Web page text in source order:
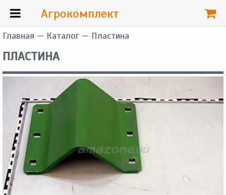
Главная — Каталог — Пластина
ПЛАСТИНА
Агрокомплект